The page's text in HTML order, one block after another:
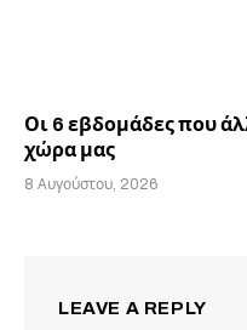
Οι 6 εβδομάδες που
χώρα μας
8 Αυγούστου, 2026
LEAVE A REPLY